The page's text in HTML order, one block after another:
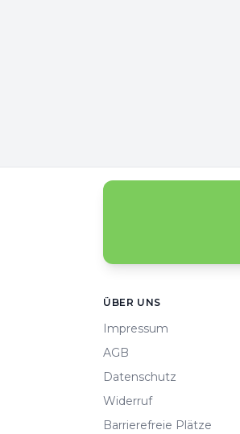
ÜBER UNS
Impressum
AGB
Datenschutz
Widerruf
Barrierefreie Plätze